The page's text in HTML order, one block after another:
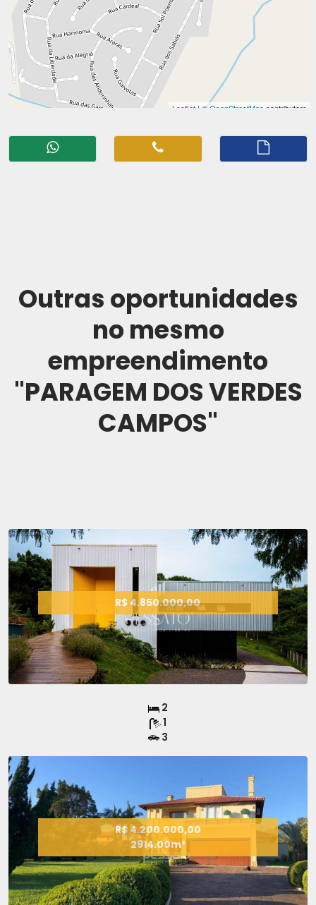
Outras oportunidades
no mesmo
empreendimento
"PARAGEM DOS VERDES
CAMPOS"
R$ 4.850.000,00
2
1
3
R$ 4.200.000,00
2914.00m²